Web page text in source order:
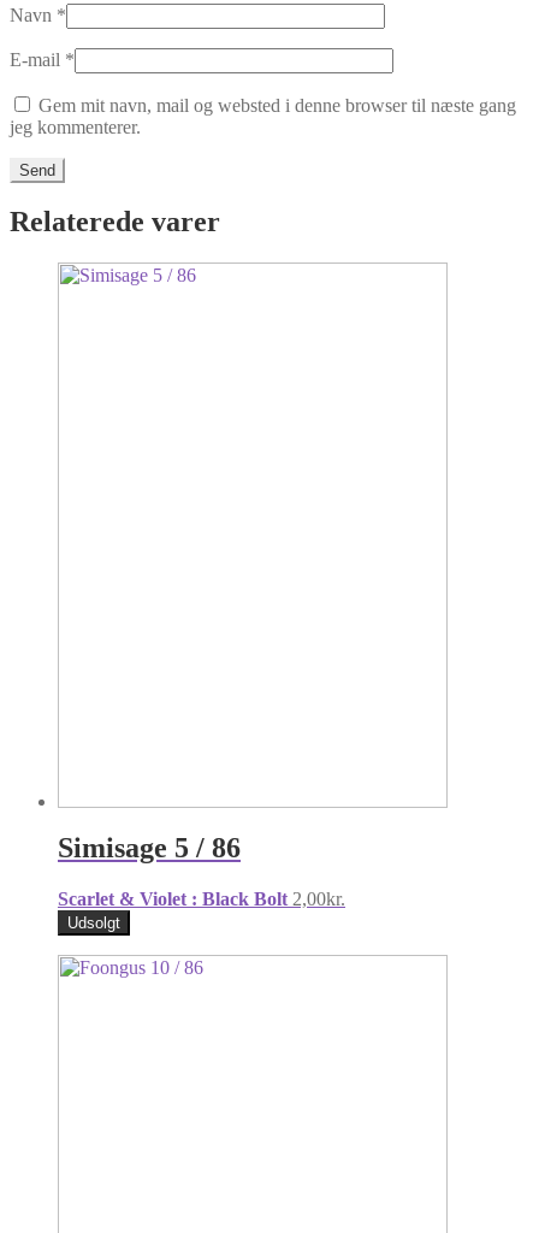
Navn *
E-mail *
Gem mit navn, mail og websted i denne browser til næste gang
jeg kommenterer.
Relaterede varer
Simisage 5 / 86
Scarlet & Violet : Black Bolt 2,00kr.
Udsolgt